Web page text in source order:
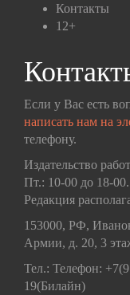
Контакты
12+
Если у Вас есть
написать нам на
телефону.
Издательство
Пт.: 10-00 до 18-
Редакция
153000, РФ,
Армии, д. 20, 3
Тел.: Телефон:
19(Билайн)